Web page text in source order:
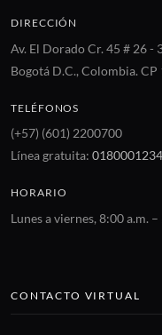
DIRECCIÓN
Av. El Dorado Cr. 45 # 26 -
Bogotá D.C., Colombia. CP
TELÉFONOS
(+57) (601) 2200700
Línea gratuita:
HORARIO
Lunes a viernes, 8:00 a.m.
CONTACTO VIRTUAL